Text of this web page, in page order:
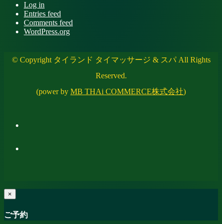
Log in
Entries feed
Comments feed
WordPress.org
© Copyright タイランド タイマッサージ & スパ All Rights
Reserved.
(power by MB THAi COMMERCE株式会社)
×
ご予約